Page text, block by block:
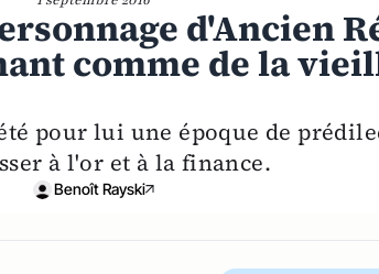
d'Ancien
comme de la
pour lui une époque de
à l'or et à la finance.
Benoît Rayski